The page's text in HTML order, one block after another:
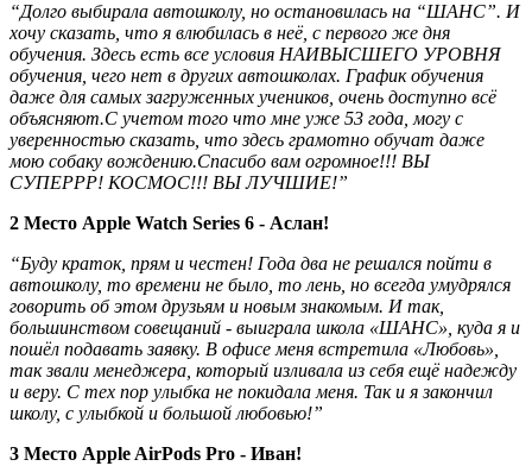
“Долго выбирала автошколу, но остановилась на “ШАНС”. И
хочу сказать, что я влюбилась в неё, с первого же дня
обучения. Здесь есть все условия НАИВЫСШЕГО УРОВНЯ
обучения, чего нет в других автошколах. График обучения
даже для самых загруженных учеников, очень доступно всё
объясняют.С учетом того что мне уже 53 года, могу с
уверенностью сказать, что здесь грамотно обучат даже
мою собаку вождению.Спасибо вам огромное!!! ВЫ
СУПЕРРР! КОСМОС!!! ВЫ ЛУЧШИЕ!”
2 Место Apple Watch Series 6 - Аслан!
“Буду краток, прям и честен! Года два не решался пойти в
автошколу, то времени не было, то лень, но всегда умудрялся
говорить об этом друзьям и новым знакомым. И так,
большинством совещаний - выиграла школа «ШАНС», куда я и
пошёл подавать заявку. В офисе меня встретила «Любовь»,
так звали менеджера, который изливала из себя ещё надежду
и веру. С тех пор улыбка не покидала меня. Так и я закончил
школу, с улыбкой и большой любовью!”
3 Место Apple AirPods Pro - Иван!